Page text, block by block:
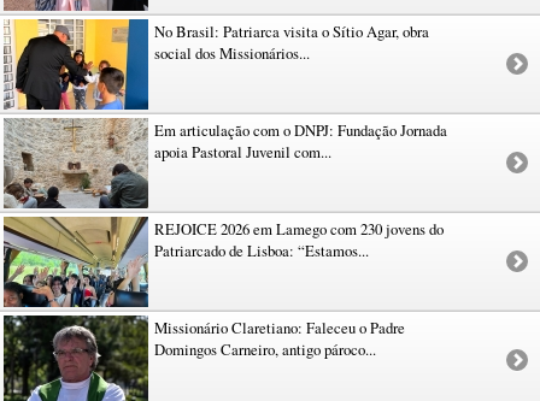
No Brasil: Patriarca visita o Sítio Agar, obra
social dos Missionários...
Em articulação com o DNPJ: Fundação Jornada
apoia Pastoral Juvenil com...
REJOICE 2026 em Lamego com 230 jovens do
Patriarcado de Lisboa: “Estamos...
Missionário Claretiano: Faleceu o Padre
Domingos Carneiro, antigo pároco...